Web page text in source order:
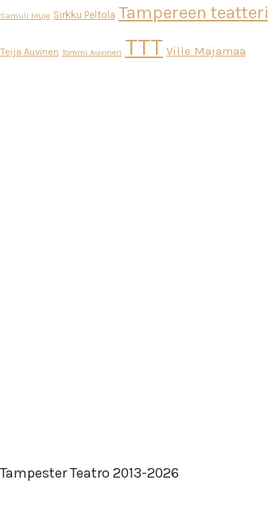
Samuli Muje Sirkku Peltola Tampereen teatteri
Teija Auvinen Tommi Auvinen TTT Ville Majamaa
Tampester Teatro 2013-2026